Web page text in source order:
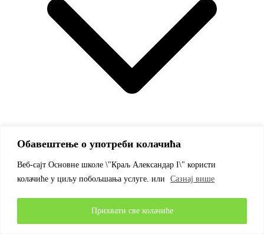
Обавештење о употреби колачића
Веб-сајт Основне школе \"Краљ Александар I\" користи
колачиће у циљу побољшања услуге. или
Сазнај више
Прихвати све колачиће